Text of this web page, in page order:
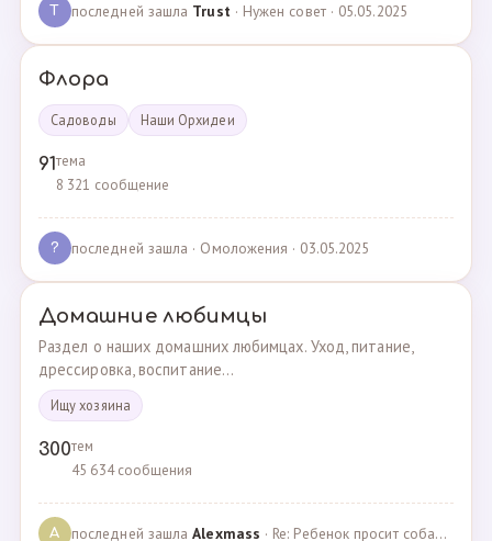
T последней зашла Trust · Нужен совет · 05.05.2025
Флора
Садоводы Наши Орхидеи
91тема
8 321 сообщение
? последней зашла · Омоложения · 03.05.2025
Домашние любимцы
Раздел о наших домашних любимцах. Уход, питание,
дрессировка, воспитание...
Ищу хозяина
300тем
45 634 сообщения
A последней зашлаAlexmass · Re: Ребенок просит собаку, посоветуйте какую породу… · 30.03.2025